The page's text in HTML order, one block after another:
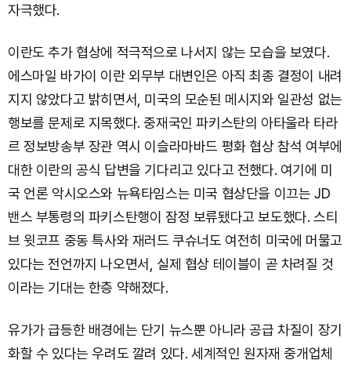
자극했다.
이란도 추가 협상에 적극적으로 나서지 않는 모습을 보였다.
에스마일 바가이 이란 외무부 대변인은 아직 최종 결정이 내려
지지 않았다고 밝히면서, 미국의 모순된 메시지와 일관성 없는
행보를 문제로 지목했다. 중재국인 파키스탄의 아타울라 타라
르 정보방송부 장관 역시 이슬라마바드 평화 협상 참석 여부에
대한 이란의 공식 답변을 기다리고 있다고 전했다. 여기에 미
국 언론 악시오스와 뉴욕타임스는 미국 협상단을 이끄는 JD
밴스 부통령의 파키스탄행이 잠정 보류됐다고 보도했다. 스티
브 윗코프 중동 특사와 재러드 쿠슈너도 여전히 미국에 머물고
있다는 전언까지 나오면서, 실제 협상 테이블이 곧 차려질 것
이라는 기대는 한층 약해졌다.
유가가 급등한 배경에는 단기 뉴스뿐 아니라 공급 차질이 장기
화할 수 있다는 우려도 깔려 있다. 세계적인 원자재 중개업체